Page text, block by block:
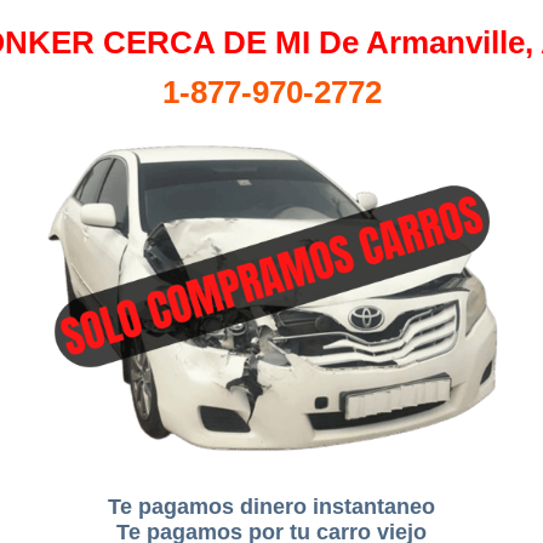
CERCA DE MI De Armanville,
1-877-970-2772
Te pagamos dinero instantaneo
Te pagamos por tu carro viejo